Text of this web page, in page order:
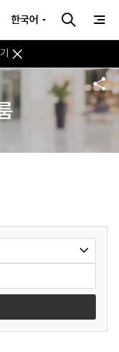
한국어